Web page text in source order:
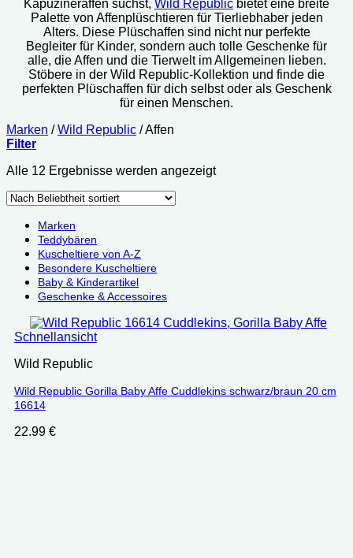
Kapuzineraffen suchst, Wild Republic bietet eine breite
Palette von Affenplüschtieren für Tierliebhaber jeden
Alters. Diese Plüschaffen sind nicht nur perfekte
Begleiter für Kinder, sondern auch tolle Geschenke für
alle, die Affen und die Tierwelt im Allgemeinen lieben.
Stöbere in der Wild Republic-Kollektion und finde die
perfekten Plüschaffen für dich selbst oder als Geschenk
für einen Menschen.
Marken / Wild Republic /Affen
Filter
Alle 12 Ergebnisse werden angezeigtNach
Marken
Teddybären
Kuscheltiere von A-Z
Besondere Kuscheltiere
Baby & Kinderartikel
Geschenke & Accessoires
Schnellansicht
Wild Republic
Wild Republic Gorilla Baby Affe Cuddlekins schwarz/braun 20 cm
16614
22.99 €